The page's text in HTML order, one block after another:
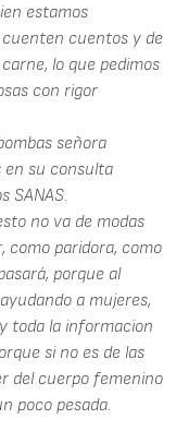
estamos
cuenten cuentos y de
lo que pedimos
con rigor
señora
en su consulta
SANAS.
no va de modas
como paridora, como
porque al
a mujeres,
toda la informacion
si no es de las
del cuerpo femenino
poco pesada.